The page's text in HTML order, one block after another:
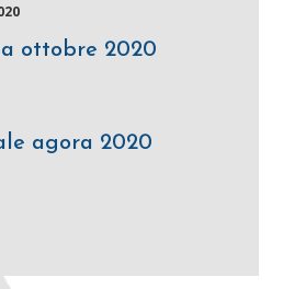
ottobre 2020
agora 2020